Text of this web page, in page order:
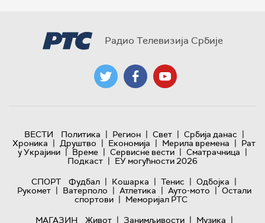
Радио Телевизија Србије
ВЕСТИ Политика | Регион | Свет | Србија данас |
Хроника | Друштво | Економија | Мерила времена | Рат
у Украјини | Време | Сервисне вести | Сматрачница |
Подкаст | ЕУ могућности 2026
СПОРТ
Фудбал | Кошарка | Тенис | Одбојка |
Рукомет | Ватерполо | Атлетика | Ауто-мото | Остали
спортови | Меморијал РТС
МАГАЗИН
Живот | Занимљивости | Музика |